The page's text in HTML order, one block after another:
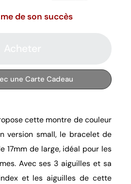
de son succès
une Carte Cadeau
cette montre de couleur
version small, le bracelet de
17mm de large, idéal pour les
Avec ses 3 aiguilles et sa
et les aiguilles de cette